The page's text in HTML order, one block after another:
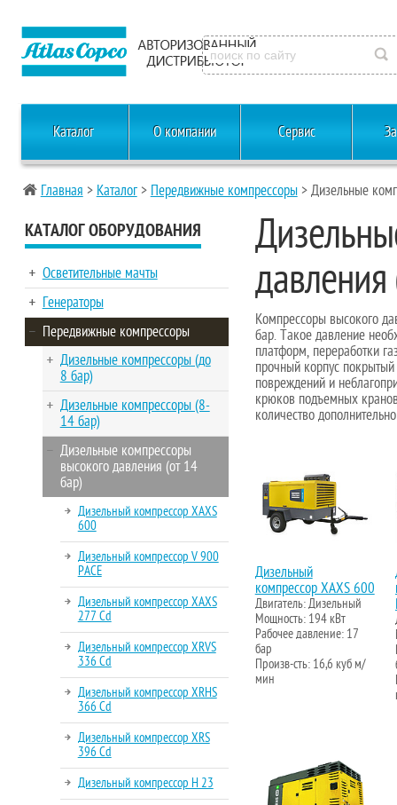
Каталог О компании Сервис
Главная > Каталог> Передвижные компрессоры> Дизельные
КАТАЛОГ ОБОРУДОВАНИЯ
Осветительные мачты
Генераторы
Передвижные компрессоры
Дизельные компрессоры (до
8 бар)
Дизельные компрессоры (8-
14 бар)
Дизельные компрессоры
высокого давления (от 14
бар)
Дизельный компрессор XAXS
600
Дизельный компрессор V 900
PACE
Дизельный компрессор XAXS
277 Cd
Дизельный компрессор XRVS
336 Cd
Дизельный компрессор XRHS
366 Cd
Дизельный компрессор XRS
396 Cd
Дизельный компрессор H 23
давления
Компрессоры высокого
бар. Такое давление
платформ, переработки
прочный корпус
повреждений и
крюков подъемных
количество
Дизельный
компрессор XAXS 600
Двигатель: Дизельный
Мощность: 194 кВт
Рабочее давление: 17
бар
Произв-сть: 16,6 куб м/
мин